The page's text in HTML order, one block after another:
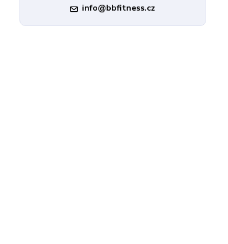
info@bbfitness.cz